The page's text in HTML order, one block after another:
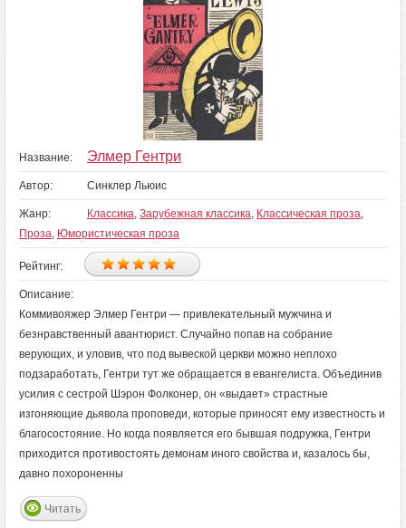
Название: Элмер Гентри
Автор: Синклер Льюис
Жанр: Классика, Зарубежная классика, Классическая проза,
Проза, Юмористическая проза
Рейтинг:
Описание:
Коммивояжер Элмер Гентри — привлекательный мужчина и
безнравственный авантюрист. Случайно попав на собрание
верующих, и уловив, что под вывеской церкви можно неплохо
подзаработать, Гентри тут же обращается в евангелиста. Объединив
усилия с сестрой Шэрон Фолконер, он «выдает» страстные
изгоняющие дьявола проповеди, которые приносят ему известность и
благосостояние. Но когда появляется его бывшая подружка, Гентри
приходится противостоять демонам иного свойства и, казалось бы,
давно похороненны
Читать